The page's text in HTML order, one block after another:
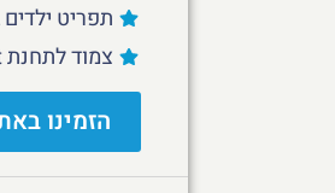
תפריט
צמוד לתחנת Baker Street
הזמינו